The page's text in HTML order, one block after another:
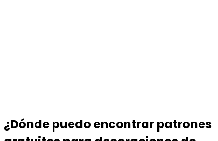
¿Dónde puedo encontrar patrones